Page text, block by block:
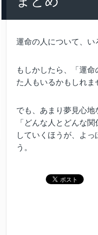
運命の人について、い
もしかしたら、「運
た人もいるかもしれま
でも、あまり夢見心
「どんな人とどんな
していくほうが、よ
う。